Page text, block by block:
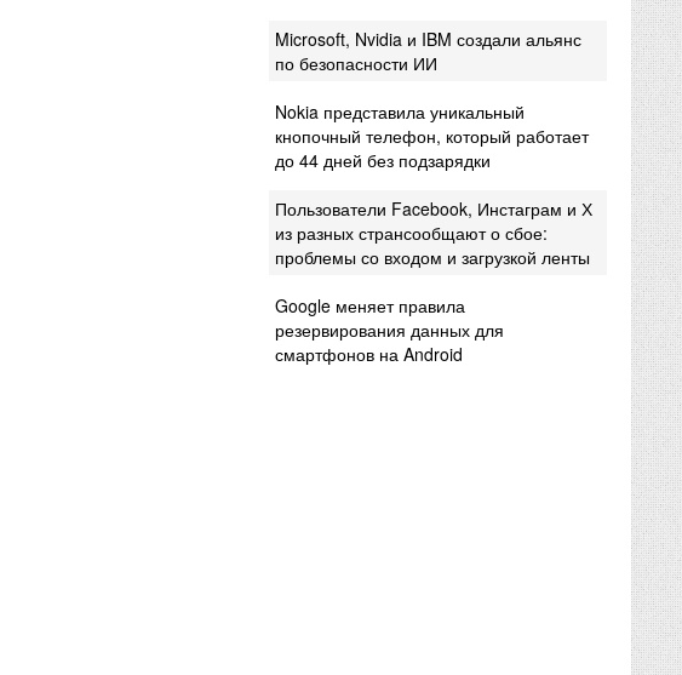
Microsoft, Nvidia и IBM создали альянс
по безопасности ИИ
Nokia представила уникальный
кнопочный телефон, который работает
до 44 дней без подзарядки
Пользователи Facebook, Инстаграм и Х
из разных странсообщают о сбое:
проблемы со входом и загрузкой ленты
Google меняет правила
резервирования данных для
смартфонов на Android